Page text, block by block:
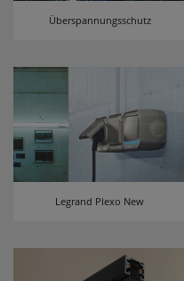
Überspannungsschutz
Legrand Plexo New